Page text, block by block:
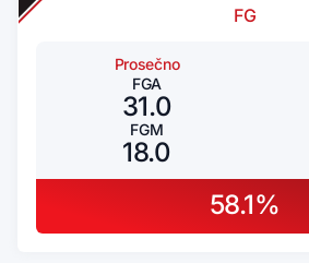
FG
Prosečno
FGA
31.0
FGM
18.0
58.1%